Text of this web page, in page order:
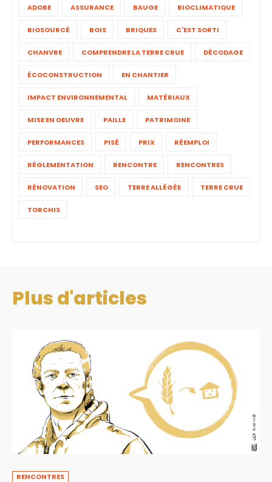
ADOBE ASSURANCE BAUGE BIOCLIMATIQUE
BIOSOURCÉ BOIS BRIQUES C'EST SORTI
CHANVRE COMPRENDRE LA TERRE CRUE DÉCODAGE
ÉCOCONSTRUCTION EN CHANTIER
IMPACT ENVIRONNEMENTAL MATÉRIAUX
MISE EN OEUVRE PAILLE PATRIMOINE
PERFORMANCES PISÉ PRIX RÉEMPLOI
RÉGLEMENTATION RENCONTRE RENCONTRES
RÉNOVATION SEO TERRE ALLÉGÉE TERRE CRUE
TORCHIS
Plus d'articles
RENCONTRES